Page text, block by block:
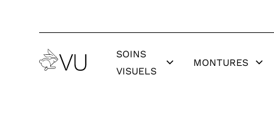
SOINS
VISUELS
MONTURES
Examen de la vue
Contrôle de la myopie
Femmes
Femmes